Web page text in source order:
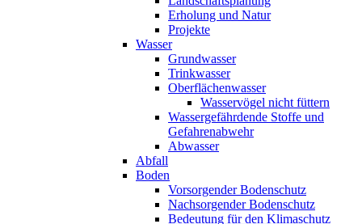
Erholung und Natur
Projekte
Wasser
Grundwasser
Trinkwasser
Oberflächenwasser
Wasservögel nicht füttern
Wassergefährdende Stoffe und
Gefahrenabwehr
Abwasser
Abfall
Boden
Vorsorgender Bodenschutz
Nachsorgender Bodenschutz
Bedeutung für den Klimaschutz